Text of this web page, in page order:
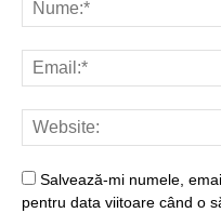
Salvează-mi numele,
pentru data viitoare când o